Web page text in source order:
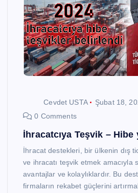
Cevdet USTA
Şubat 18,
0 Comments
İhracatcıya Teşvik – Hibe
İhracat destekleri, bir ülkenin dış
ve ihracatı teşvik etmek amacıyla
avantajlar ve kolaylıklardır. Bu
firmaların rekabet güçlerini